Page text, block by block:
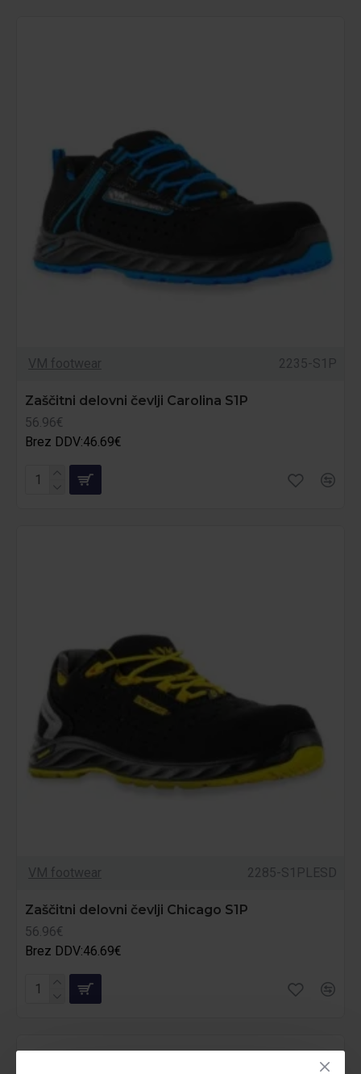
VM footwear 2235-S1P
Zaščitni delovni čevlji Carolina S1P
56.96€
Brez DDV:46.69€
VM footwear 2285-S1PLESD
Zaščitni delovni čevlji Chicago S1P
56.96€
Brez DDV:46.69€